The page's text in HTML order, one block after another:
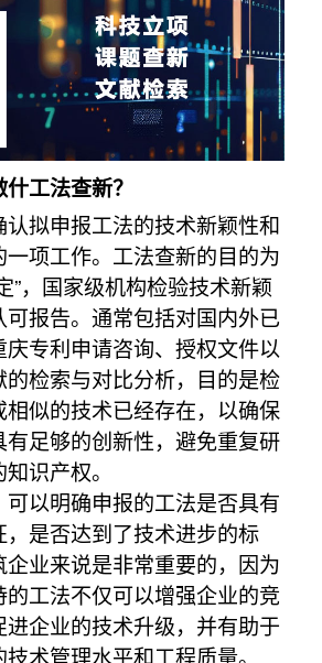
工法查新？
拟申报工法的技术新颖性和
项工作。工法查新的目的为
”，国家级机构检验技术新颖
报告。通常包括对国内外已
专利申请咨询、授权文件以
检索与对比分析，目的是检
似的技术已经存在，以确保
足够的创新性，避免重复研
识产权。
以明确申报的工法是否具有
是否达到了技术进步的标
业来说是非常重要的，因为
工法不仅可以增强企业的竞
企业的技术升级，并有助于
术管理水平和工程质量。